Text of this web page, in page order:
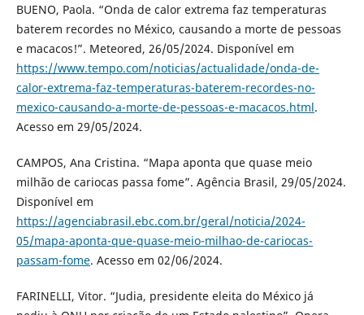
BUENO, Paola. “Onda de calor extrema faz temperaturas
baterem recordes no México, causando a morte de pessoas
e macacos!”. Meteored, 26/05/2024. Disponível em
https://www.tempo.com/noticias/actualidade/onda-de-
calor-extrema-faz-temperaturas-baterem-recordes-no-
mexico-causando-a-morte-de-pessoas-e-macacos.html.
Acesso em 29/05/2024.
CAMPOS, Ana Cristina. “Mapa aponta que quase meio
milhão de cariocas passa fome”. Agência Brasil, 29/05/2024.
Disponível em
https://agenciabrasil.ebc.com.br/geral/noticia/2024-
05/mapa-aponta-que-quase-meio-milhao-de-cariocas-
passam-fome. Acesso em 02/06/2024.
FARINELLI, Vitor. “Judia, presidente eleita do México já